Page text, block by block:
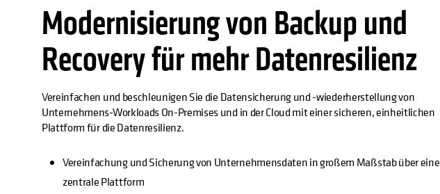
Modernisierung von Backup und
Recovery für mehr Datenresilienz
Vereinfachen und beschleunigen Sie die Datensicherung und -wiederherstellung von
Unternehmens-Workloads On-Premises und in der Cloud mit einer sicheren, einheitlichen
Plattform für die Datenresilienz.
Vereinfachung und Sicherung von Unternehmensdaten in großem Maßstab über eine
zentrale Plattform